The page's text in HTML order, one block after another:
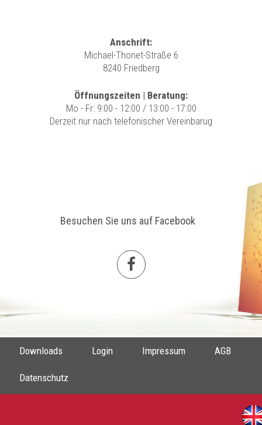
Anschrift:
Michael-Thonet-Straße 6
8240 Friedberg
Öffnungszeiten | Beratung:
Mo - Fr: 9:00 - 12:00 / 13:00 - 17:00
Derzeit nur nach telefonischer Vereinbarug
Besuchen Sie uns auf Facebook
Downloads Login Impressum AGB
Datenschutz